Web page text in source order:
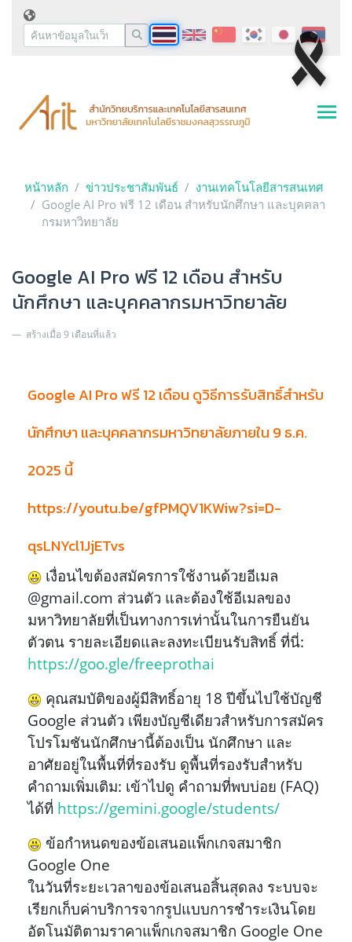
หน้าหลัก ข่าวประชาสัมพันธ์
งานเทคโนโลยีสารสนเทศ
Google AI Pro ฟรี 12 เดือน สำหรับนักศึกษา และบุคคลา
กรมหาวิทยาลัย
Google AI Pro ฟรี 12 เดือน สำหรับ
นักศึกษา และบุคคลากรมหาวิทยาลัย
สร้างเมื่อ 9 เดือนที่แล้ว
Google AI Pro ฟรี 12 เดือน ดูวิธีการรับสิทธิ์สำหรับ
นักศึกษา และบุคคลากรมหาวิทยาลัยภายใน 9 ธ.ค.
2025 นี้
https://youtu.be/gfPMQV1KWiw?si=D-
qsLNYcl1JjETvs
เงื่อนไขต้องสมัครการใช้งานด้วยอีเมล
@gmail.com ส่วนตัว และต้องใช้อีเมลของ
มหาวิทยาลัยที่เป็นทางการเท่านั้นในการยืนยัน
ตัวตน รายละเอียดและลงทะเบียนรับสิทธิ์ ที่นี่:
https://goo.gle/freeprothai
คุณสมบัติของผู้มีสิทธิ์อายุ 18 ปีขึ้นไปใช้บัญชี
Google ส่วนตัว เพียงบัญชีเดียวสำหรับการสมัคร
โปรโมชันนักศึกษานี้ต้องเป็น นักศึกษา และ
อาศัยอยู่ในพื้นที่ที่รองรับ ดูพื้นที่รองรับสำหรับ
คำถามเพิ่มเติม: เข้าไปดู คำถามที่พบบ่อย (FAQ)
ได้ที่ https://gemini.google/students/
ข้อกำหนดของข้อเสนอแพ็กเกจสมาชิก
Google One
ในวันที่ระยะเวลาของข้อเสนอสิ้นสุดลง ระบบจะ
เรียกเก็บค่าบริการจากรูปแบบการชำระเงินโดย
อัตโนมัติตามราคาแพ็กเกจสมาชิก Google One